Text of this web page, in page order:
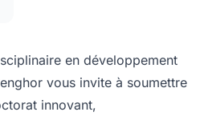
en développement
vous invite à soumettre
innovant,